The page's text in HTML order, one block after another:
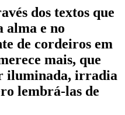
dos textos que
alma e no
de cordeiros em
mais, que
iluminada, irradia
lembrá-las de